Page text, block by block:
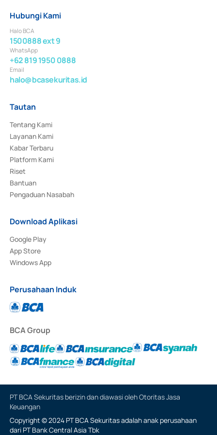
Hubungi Kami
Halo BCA
1500888 ext 9
WhatsApp
+62 819 1950 0888
Email
halo@bcasekuritas.id
Tautan
Tentang Kami
Layanan Kami
Kabar Terbaru
Platform Kami
Riset
Bantuan
Pengaduan Nasabah
Download Aplikasi
Google Play
App Store
Windows App
Perusahaan Induk
BCA Group
PT BCA Sekuritas berizin dan diawasi oleh Otoritas Jasa
Keuangan
Copyright © 2024 PT BCA Sekuritas adalah anak perusahaan
dari PT Bank Central Asia Tbk